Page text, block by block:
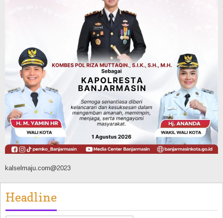
Bangunan TPA Darul Falah Cempaka
Direnovasi, Dua Dekade Lebih Belum
Pernah Direhabilitasi Total
Agustus 10, 2026
kalselmaju.com@2023
Headline